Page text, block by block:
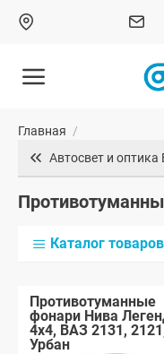
Главная /
Автосвет и оптика
Каталог товаров
Противотуманные
фонари Нива
4x4, ВАЗ 2131,
Урбан